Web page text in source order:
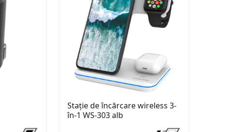
Stație de încărcare wireless 3-
în-1 WS-303 alb